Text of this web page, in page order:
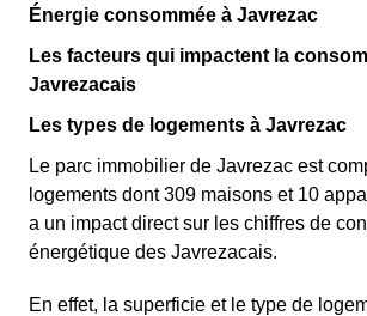
Énergie consommée à Javrezac
Les facteurs qui impactent la
Javrezacais
Les types de logements à Javrezac
Le parc immobilier de Javrezac est
logements dont 309 maisons et 10
a un impact direct sur les chiffres de
énergétique des Javrezacais.
En effet, la superficie et le type de